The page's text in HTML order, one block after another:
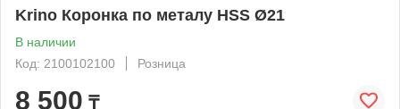
Krino Коронка по металу HSS Ø21
В наличии
Код: 2100102100
Розница
8 500 ₸